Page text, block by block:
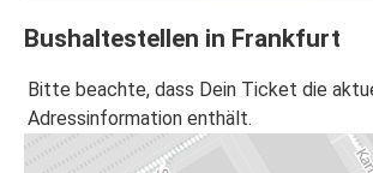
Bushaltestellen in Frankfurt
Bitte beachte, dass Dein Ticket die
Adressinformation enthält.